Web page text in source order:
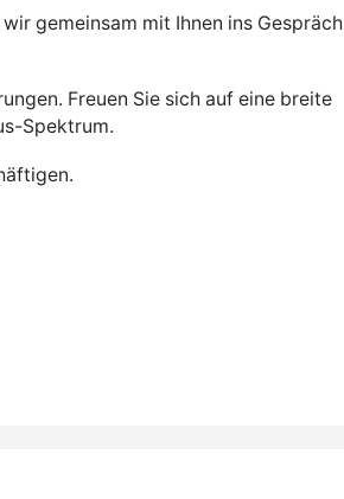
gemeinsam mit Ihnen ins Gespräch
Freuen Sie sich auf eine breite
Spektrum.